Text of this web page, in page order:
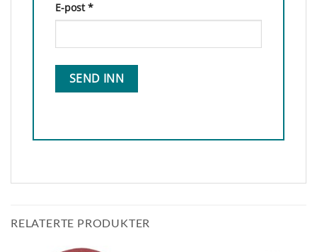
E-post*
RELATERTE PRODUKTER